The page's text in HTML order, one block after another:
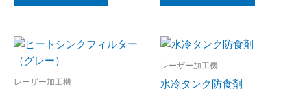
レーザー加工機
こ
レーザー加工機
水冷タンク防食剤